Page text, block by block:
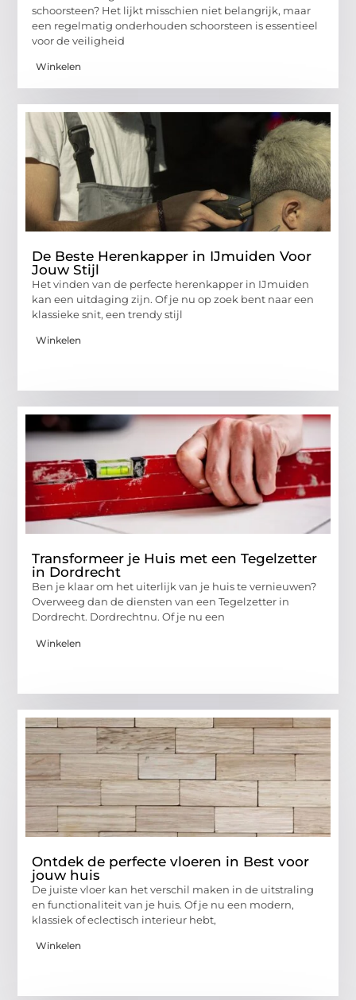
schoorsteen? Het lijkt misschien niet belangrijk, maar
een regelmatig onderhouden schoorsteen is essentieel
voor de veiligheid
Winkelen
De Beste Herenkapper in IJmuiden Voor
Jouw Stijl
Het vinden van de perfecte herenkapper in IJmuiden
kan een uitdaging zijn. Of je nu op zoek bent naar een
klassieke snit, een trendy stijl
Winkelen
Transformeer je Huis met een Tegelzetter
in Dordrecht
Ben je klaar om het uiterlijk van je huis te vernieuwen?
Overweeg dan de diensten van een Tegelzetter in
Dordrecht. Dordrechtnu. Of je nu een
Winkelen
Ontdek de perfecte vloeren in Best voor
jouw huis
De juiste vloer kan het verschil maken in de uitstraling
en functionaliteit van je huis. Of je nu een modern,
klassiek of eclectisch interieur hebt,
Winkelen